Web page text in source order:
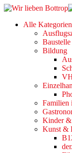
Alle Kategorien
Baustelle
Bildung
Familien
Kinder &
Kunst &